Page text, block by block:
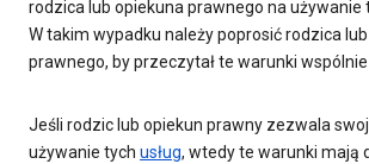
rodzica lub opiekuna prawnego na używanie
W takim wypadku należy poprosić rodzica
prawnego, by przeczytał te warunki
Jeśli rodzic lub opiekun prawny zezwala
używanie tych usług, wtedy te warunki mają